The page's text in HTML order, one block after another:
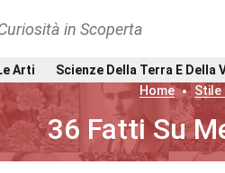
in Scoperta
Arti Scienze Della Terra E Della
Home
Stile
36 Fatti Su